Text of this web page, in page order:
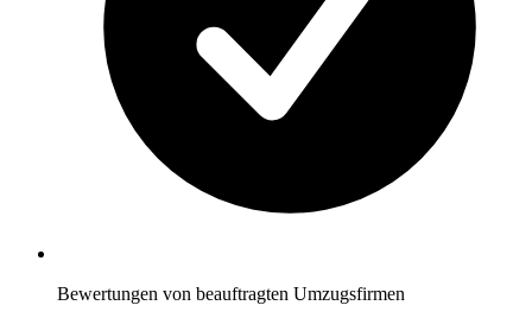
Bewertungen von beauftragten Umzugsfirmen